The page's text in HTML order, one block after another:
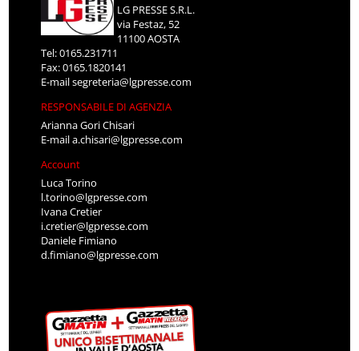
LG PRESSE S.R.L.
via Festaz, 52
11100 AOSTA
Tel: 0165.231711
Fax: 0165.1820141
E-mailsegreteria@lgpresse.com
RESPONSABILE DI AGENZIA
Arianna Gori Chisari
E-maila.chisari@lgpresse.com
Account
Luca Torino
l.torino@lgpresse.com
Ivana Cretier
i.cretier@lgpresse.com
Daniele Fimiano
d.fimiano@lgpresse.com